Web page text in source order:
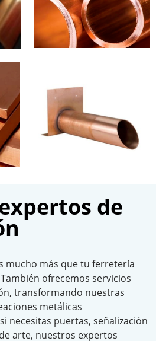
de
mucho más que tu ferretería
ofrecemos servicios
transformando nuestras
metálicas
necesitas puertas, señalización
arte, nuestros expertos